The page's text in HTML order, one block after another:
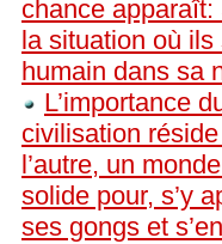
chance
la situation où
humain dans sa
L’importance
civilisation
l’autre, un
solide pour, s’y
ses gongs et